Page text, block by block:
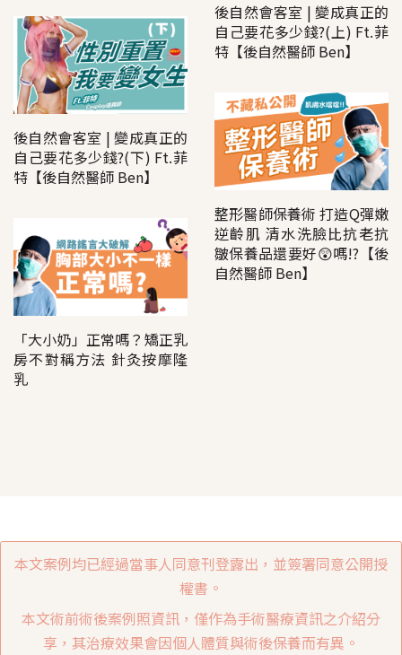
後自然會客室 | 變成真正的
自己要花多少錢?(上) Ft.菲
特【後自然醫師 Ben】
後自然會客室 | 變成真正的
自己要花多少錢?(下) Ft.菲
特【後自然醫師 Ben】
整形醫師保養術 打造Q彈嫩
逆齡肌 清水洗臉比抗老抗
皺保養品還要好😲嗎!?【後
自然醫師 Ben】
「大小奶」正常嗎？矯正乳
房不對稱方法 針灸按摩隆
乳
本文案例均已經過當事人同意刊登露出，並簽署同意公開授
權書。
本文術前術後案例照資訊，僅作為手術醫療資訊之介紹分
享，其治療效果會因個人體質與術後保養而有異。